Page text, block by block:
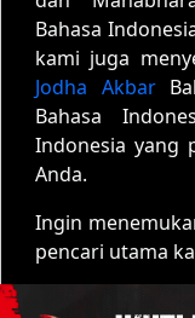
Bahasa
kami juga
Jodha Akbar
Bahasa
Indonesia yang
Anda.
Ingin
pencari utama